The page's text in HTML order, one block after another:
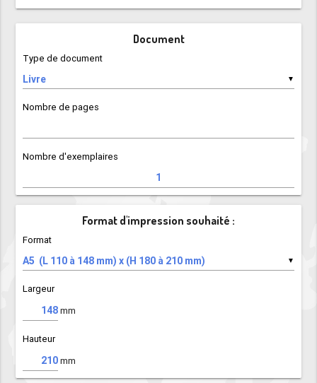
Document
Type de document
▼
Nombre de pages
Nombre d'exemplaires
Format d'impression souhaité :
Format
▼
Largeur
mm
Hauteur
mm